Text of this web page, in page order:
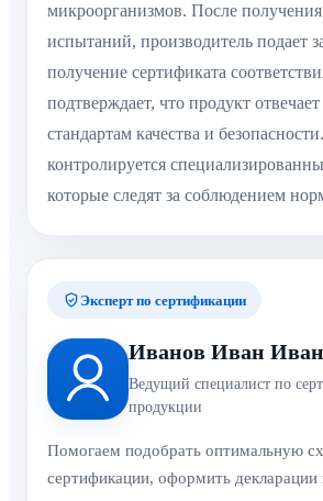
микроорганизмов. После получения
испытаний, производитель подает
получение сертификата
подтверждает, что продукт
стандартам качества и
контролируется
которые следят за соблюдением
Эксперт по сертификации
Иванов Иван
Ведущий специалист по
продукции
Помогаем подобрать оптимальную
сертификации, оформить декларации